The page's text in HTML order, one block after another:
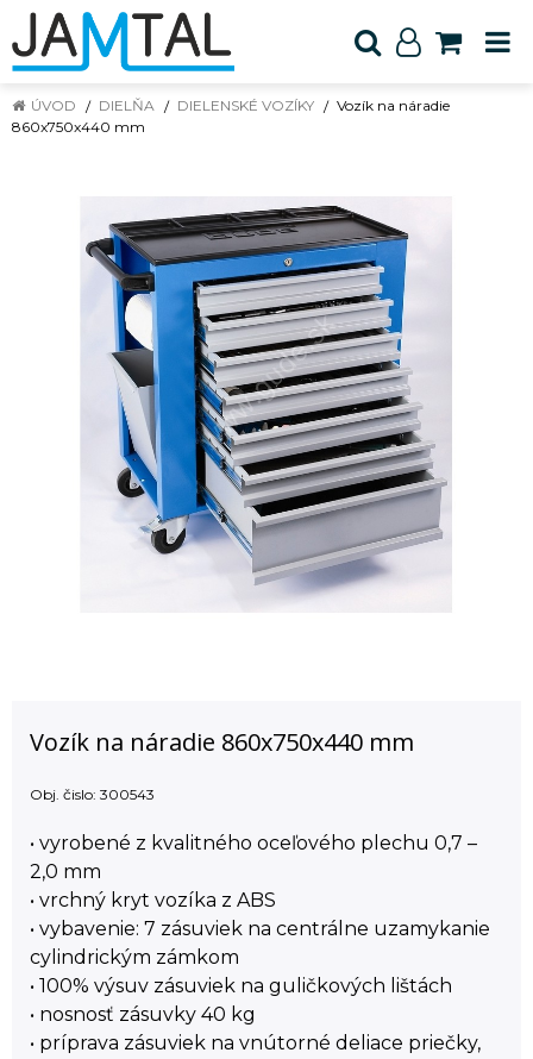
ÚVOD DIELŇA DIELENSKÉ VOZÍKY
Vozík na náradie
860x750x440 mm
Vozík na náradie 860x750x440 mm
Obj. čislo: 300543
• vyrobené z kvalitného oceľového plechu 0,7 –
2,0 mm
• vrchný kryt vozíka z ABS
• vybavenie: 7 zásuviek na centrálne uzamykanie
cylindrickým zámkom
• 100% výsuv zásuviek na guličkových lištách
• nosnosť zásuvky 40 kg
• príprava zásuviek na vnútorné deliace priečky,